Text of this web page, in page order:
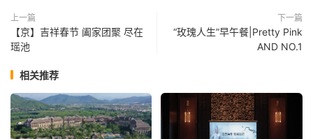
上一篇
【京】吉祥春节 阖家团聚 尽在
瑶池
下一篇
“玫瑰人生”早午餐|Pretty Pink
AND NO.1
相关推荐